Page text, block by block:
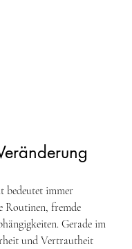
bedeutet immer
Routinen, fremde
Gerade im
und Vertrautheit